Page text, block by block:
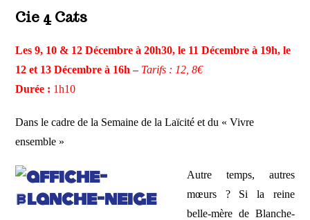
Cie 4 Cats
Les 9, 10 & 12 Décembre à 20h30, le 11 Décembre à 19h, le
12 et 13 Décembre à 16h – Tarifs : 12, 8€
Durée : 1h10
Dans le cadre de la Semaine de la Laïcité et du « Vivre
ensemble »
Autre temps, autres
mœurs ? Si la reine
belle-mère de Blanche-